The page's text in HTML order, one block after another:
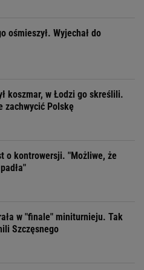
ośmieszył. Wyjechał do
koszmar, w Łodzi go skreślili.
zachwycić Polskę
o kontrowersji. "Możliwe, że
w "finale" miniturnieju. Tak
Szczęsnego